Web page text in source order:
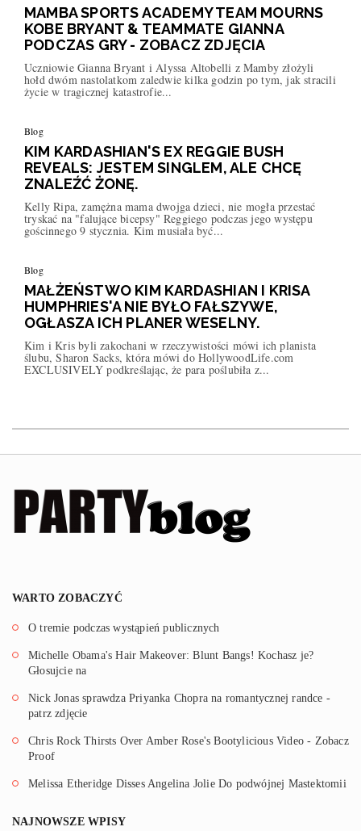
MAMBA SPORTS ACADEMY TEAM MOURNS
KOBE BRYANT & TEAMMATE GIANNA
PODCZAS GRY - ZOBACZ ZDJĘCIA
Uczniowie Gianna Bryant i Alyssa Altobelli z Mamby złożyli
hołd dwóm nastolatkom zaledwie kilka godzin po tym, jak stracili
życie w tragicznej katastrofie...
Blog
KIM KARDASHIAN'S EX REGGIE BUSH
REVEALS: JESTEM SINGLEM, ALE CHCĘ
ZNALEŹĆ ŻONĘ.
Kelly Ripa, zamężna mama dwojga dzieci, nie mogła przestać
tryskać na "falujące bicepsy" Reggiego podczas jego występu
gościnnego 9 stycznia. Kim musiała być...
Blog
MAŁŻEŃSTWO KIM KARDASHIAN I KRISA
HUMPHRIES'A NIE BYŁO FAŁSZYWE,
OGŁASZA ICH PLANER WESELNY.
Kim i Kris byli zakochani w rzeczywistości mówi ich planista
ślubu, Sharon Sacks, która mówi do HollywoodLife.com
EXCLUSIVELY podkreślając, że para poślubiła z...
WARTO ZOBACZYĆ
O tremie podczas wystąpień publicznych
Michelle Obama's Hair Makeover: Blunt Bangs! Kochasz je?
Głosujcie na
Nick Jonas sprawdza Priyanka Chopra na romantycznej randce -
patrz zdjęcie
Chris Rock Thirsts Over Amber Rose's Bootylicious Video - Zobacz
Proof
Melissa Etheridge Disses Angelina Jolie Do podwójnej Mastektomii
NAJNOWSZE WPISY